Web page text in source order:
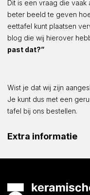
Dit is een vraag die
beter beeld te geven
eettafel kunt plaatsen
blog die wij hierover
past dat?”
Wist je dat wij zijn
Je kunt dus met een
tafel bij ons bestellen.
Extra informatie